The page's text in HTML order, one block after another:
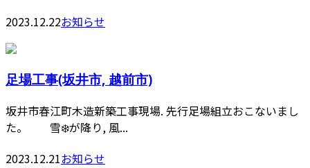
2023.12.22お知らせ
足場工事(坂井市, 越前市)
坂井市春江町木造新築工事現場. 先行足場組立おこないまし
た。 雪❄️が降り, 風...
2023.12.21お知らせ